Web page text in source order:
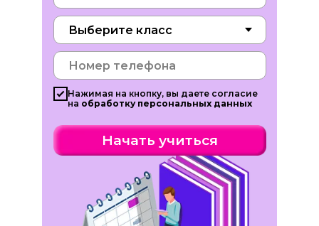
Начать учиться
Нажимая на кнопку, вы даете согласие
на обработку персональных данных